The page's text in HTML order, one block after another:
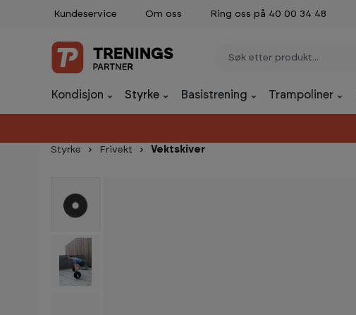
til innhold
Gå til navigasjon
Kundeservice Om oss Ring oss på 40 00 34 48
Kondisjon Styrke Basistrening Trampoliner
Styrke Frivekt Vektskiver